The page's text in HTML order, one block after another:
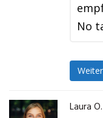
No
Weiter
Laura O.